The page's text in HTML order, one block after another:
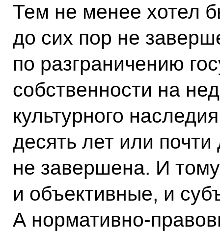
Тем не менее хотел
до сих пор не
по разграничению
собственности на
культурного
десять лет или
не завершена. И
и объективные, и
А нормативно-